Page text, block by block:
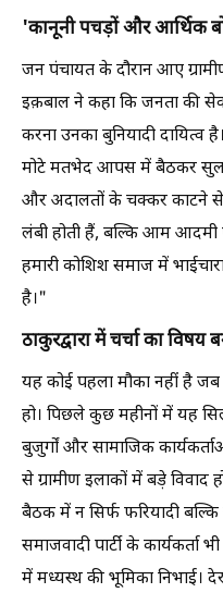
'कानूनी पचड़ों और आर्थिक
जन पंचायत के दौरान आए
इक़बाल ने कहा कि जनता की
करना उनका बुनियादी दायित्व
मोटे मतभेद आपस में बैठकर
और अदालतों के चक्कर काटने से
लंबी होती हैं, बल्कि आम आदमी
हमारी कोशिश समाज में
है।"
ठाकुरद्वारा में चर्चा का
यह कोई पहला मौका नहीं है
हो। पिछले कुछ महीनों में यह
बुजुर्गों और सामाजिक
से ग्रामीण इलाकों में बड़े
बैठक में न सिर्फ फरियादी
समाजवादी पार्टी के
में मध्यस्थ की भूमिका